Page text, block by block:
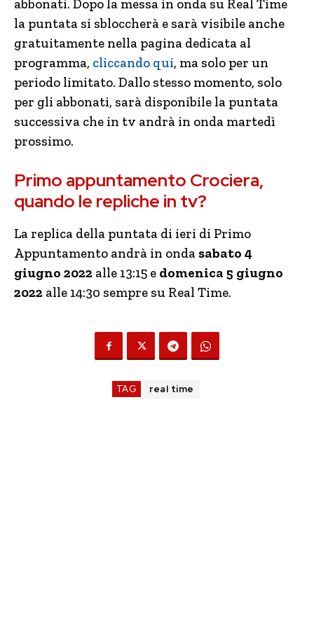
abbonati. Dopo la messa in onda su Real Time
la puntata si sbloccherà e sarà visibile anche
gratuitamente nella pagina dedicata al
programma, cliccando qui, ma solo per un
periodo limitato. Dallo stesso momento, solo
per gli abbonati, sarà disponibile la puntata
successiva che in tv andrà in onda martedì
prossimo.
Primo appuntamento Crociera,
quando le repliche in tv?
La replica della puntata di ieri di Primo
Appuntamento andrà in onda sabato 4
giugno 2022 alle 13:15 e domenica 5 giugno
2022 alle 14:30 sempre su Real Time.
TAG real time